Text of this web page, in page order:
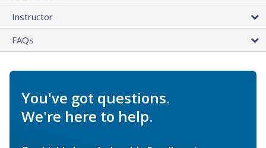
Instructor
FAQs
You've got questions.
We're here to help.